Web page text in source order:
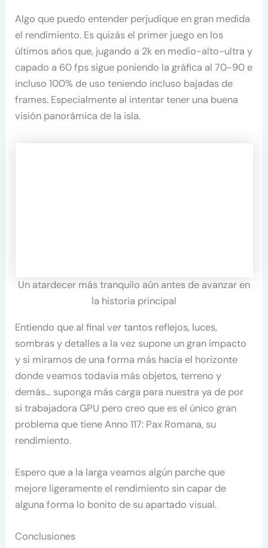
Algo que puedo entender perjudique en gran medida
el rendimiento. Es quizás el primer juego en los
últimos años que, jugando a 2k en medio-alto-ultra y
capado a 60 fps sigue poniendo la gráfica al 70-90 e
incluso 100% de uso teniendo incluso bajadas de
frames. Especialmente al intentar tener una buena
visión panorámica de la isla.
Un atardecer más tranquilo aún antes de avanzar en
la historia principal
Entiendo que al final ver tantos reflejos, luces,
sombras y detalles a la vez supone un gran impacto
y si miramos de una forma más hacía el horizonte
donde veamos todavia más objetos, terreno y
demás… suponga más carga para nuestra ya de por
si trabajadora GPU pero creo que es el único gran
problema que tiene Anno 117: Pax Romana, su
rendimiento.
Espero que a la larga veamos algún parche que
mejore ligeramente el rendimiento sin capar de
alguna forma lo bonito de su apartado visual.
Conclusiones